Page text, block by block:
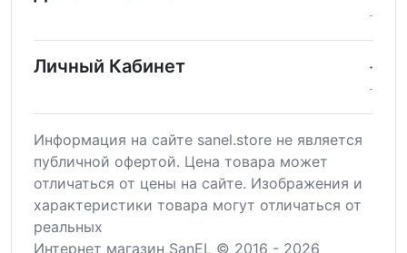
Личный Кабинет
Информация на сайте sanel.store не является
публичной офертой. Цена товара может
отличаться от цены на сайте. Изображения и
характеристики товара могут отличаться от
реальных
Интернет магазин SanEL © 2016 - 2026